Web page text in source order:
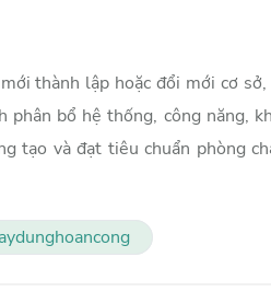
thành lập hoặc đổi mới cơ
phân bổ hệ thống, công năng,
tạo và đạt tiêu chuẩn phòng